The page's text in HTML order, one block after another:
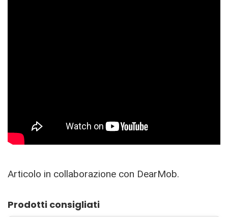
Articolo in collaborazione con DearMob.
Prodotti consigliati